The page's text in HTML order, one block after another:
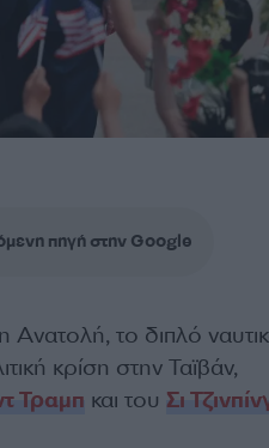
πηγή στην Google
το διπλό
κρίση στην Ταϊβάν,
Τραμπ και του Σι